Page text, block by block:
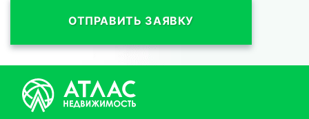
ОТПРАВИТЬ ЗАЯВКУ